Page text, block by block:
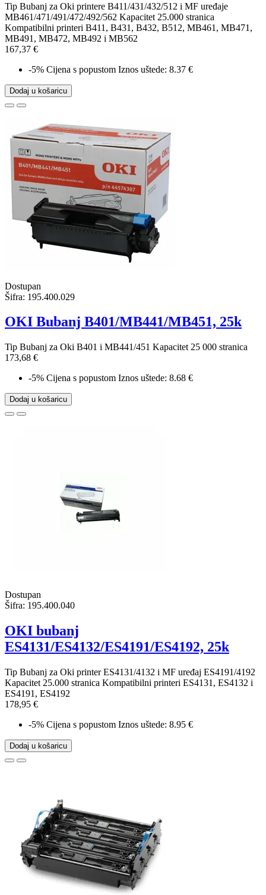
Tip Bubanj za Oki printere B411/431/432/512 i MF uređaje
MB461/471/491/472/492/562 Kapacitet 25.000 stranica
Kompatibilni printeri B411, B431, B432, B512, MB461, MB471,
MB491, MB472, MB492 i MB562
167,37 €
-5% Cijena s popustom Iznos uštede: 8.37 €
Dodaj u košaricu
Dostupan
Šifra: 195.400.029
OKI Bubanj B401/MB441/MB451, 25k
Tip Bubanj za Oki B401 i MB441/451 Kapacitet 25 000 stranica
173,68 €
-5% Cijena s popustom Iznos uštede: 8.68 €
Dodaj u košaricu
Dostupan
Šifra: 195.400.040
OKI bubanj
ES4131/ES4132/ES4191/ES4192, 25k
Tip Bubanj za Oki printer ES4131/4132 i MF uređaj ES4191/4192
Kapacitet 25.000 stranica Kompatibilni printeri ES4131, ES4132 i
ES4191, ES4192
178,95 €
-5% Cijena s popustom Iznos uštede: 8.95 €
Dodaj u košaricu